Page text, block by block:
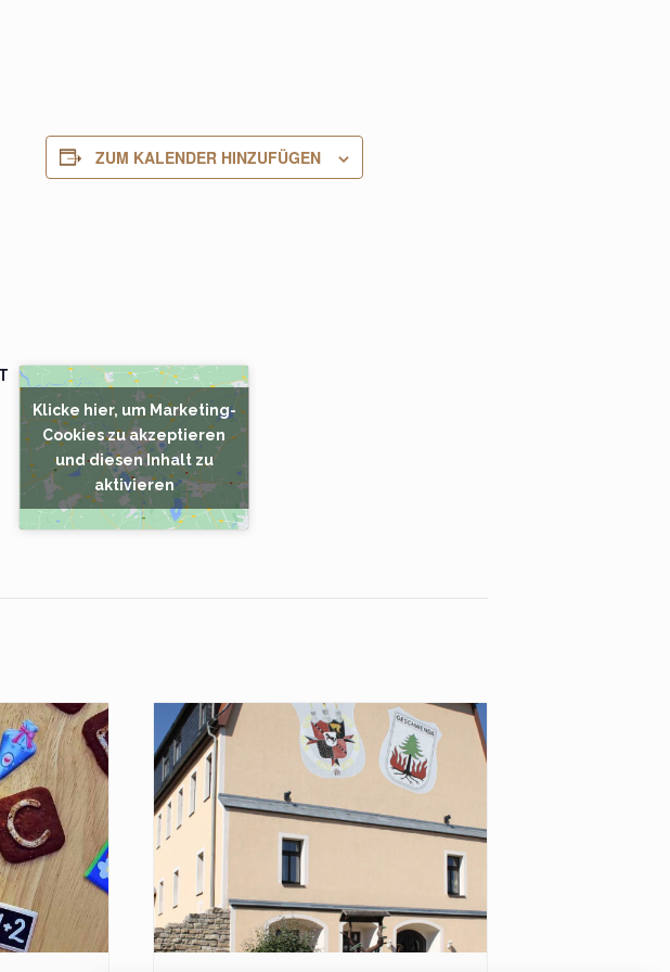
ZUM KALENDER HINZUFÜGEN
Klicke hier, um Marketing-
Cookies zu akzeptieren
und diesen Inhalt zu
aktivieren